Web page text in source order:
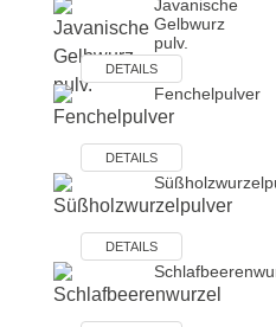
Javanische
Gelbwurz
pulv.
DETAILS
Fenchelpulver
DETAILS
DETAILS